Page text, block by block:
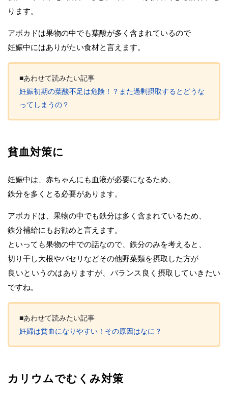
ります。
アボカドは果物の中でも葉酸が多く含まれているので
妊娠中にはありがたい食材と言えます。
■あわせて読みたい記事
妊娠初期の葉酸不足は危険！？また過剰摂取するとどうな
ってしまうの？
貧血対策に
妊娠中は、赤ちゃんにも血液が必要になるため、
鉄分を多くとる必要があります。
アボカドは、果物の中でも鉄分は多く含まれているため、
鉄分補給にもお勧めと言えます。
といっても果物の中での話なので、鉄分のみを考えると、
切り干し大根やパセリなどその他野菜類を摂取した方が
良いというのはありますが、バランス良く摂取していきたい
ですね。
■あわせて読みたい記事
妊婦は貧血になりやすい！その原因はなに？
カリウムでむくみ対策